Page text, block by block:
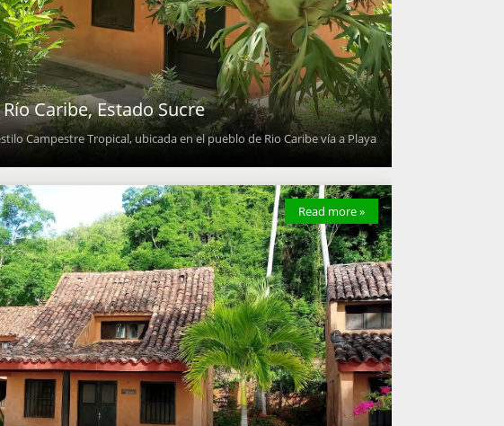
Caribe, Estado Sucre
Campestre Tropical, ubicada en el pueblo de Rio Caribe vía a Playa
Read more »